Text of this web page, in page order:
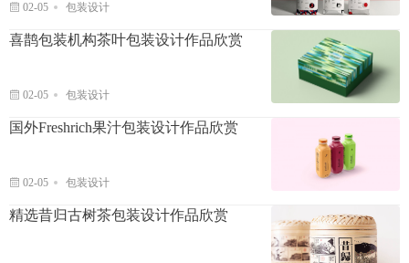
02-05 包装设计
喜鹊包装机构茶叶包装设计作品欣赏
02-05 包装设计
国外Freshrich果汁包装设计作品欣赏
02-05 包装设计
精选昔归古树茶包装设计作品欣赏